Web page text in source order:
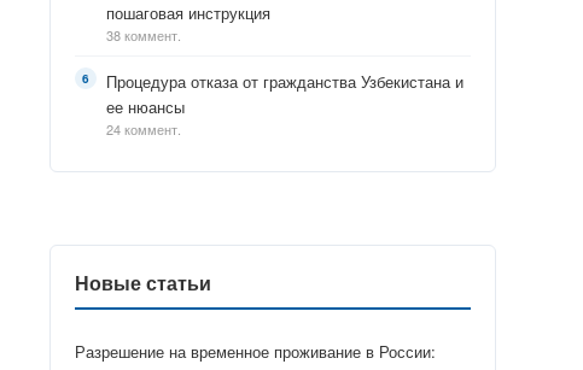
пошаговая инструкция
38 коммент.
Процедура отказа от гражданства Узбекистана и
ее нюансы
24 коммент.
Новые статьи
Разрешение на временное проживание в России: